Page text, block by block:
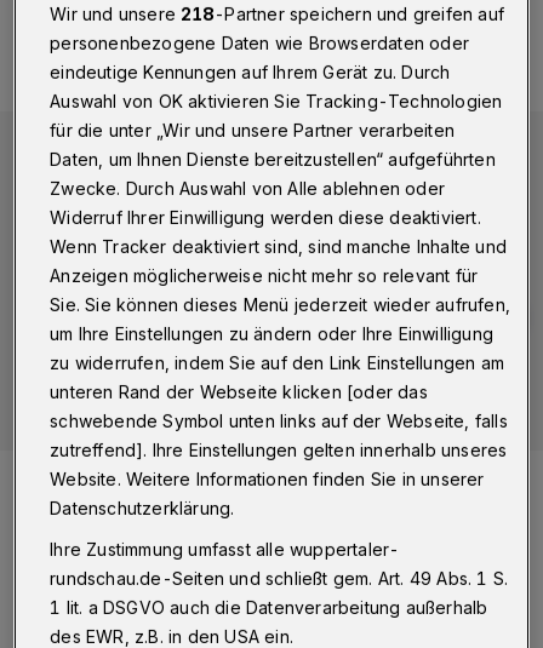
Bilderstrecke
Ast verletzt drei Personen
Wir und unsere 218-Partner speichern und greifen auf
personenbezogene Daten wie Browserdaten oder
eindeutige Kennungen auf Ihrem Gerät zu. Durch
Auswahl von OK aktivieren Sie Tracking-Technologien
für die unter „Wir und unsere Partner verarbeiten
Daten, um Ihnen Dienste bereitzustellen“ aufgeführten
Zwecke. Durch Auswahl von Alle ablehnen oder
Widerruf Ihrer Einwilligung werden diese deaktiviert.
Wenn Tracker deaktiviert sind, sind manche Inhalte und
Anzeigen möglicherweise nicht mehr so relevant für
Sie. Sie können dieses Menü jederzeit wieder aufrufen,
um Ihre Einstellungen zu ändern oder Ihre Einwilligung
zu widerrufen, indem Sie auf den Link Einstellungen am
unteren Rand der Webseite klicken [oder das
schwebende Symbol unten links auf der Webseite, falls
zutreffend]. Ihre Einstellungen gelten innerhalb unseres
Website. Weitere Informationen finden Sie in unserer
Datenschutzerklärung.
Ihre Zustimmung umfasst alle wuppertaler-
rundschau.de-Seiten und schließt gem. Art. 49 Abs. 1 S.
1 lit. a DSGVO auch die Datenverarbeitung außerhalb
des EWR, z.B. in den USA ein.